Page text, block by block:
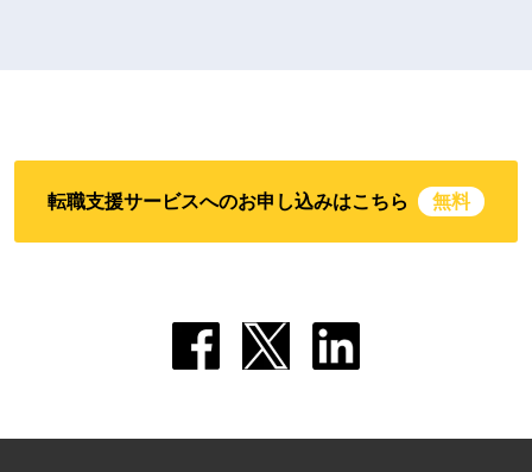
転職支援サービスへのお申し込みはこちら 無料